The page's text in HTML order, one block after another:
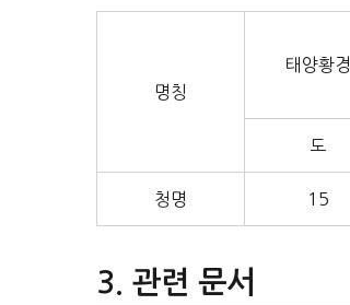
명칭
태양황경
도
청명 15
관련 문서